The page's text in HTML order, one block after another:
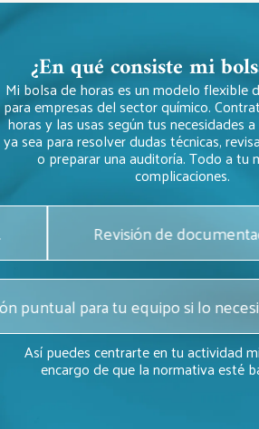
¿En qué consiste mi
Mi bolsa de horas es un modelo flexible
para empresas del sector químico.
horas y las usas según tus necesidades
ya sea para resolver dudas técnicas,
o preparar una auditoría. Todo a tu
complicaciones.
Revisión de
puntual para tu equipo si lo
Así puedes centrarte en tu actividad
encargo de que la normativa esté